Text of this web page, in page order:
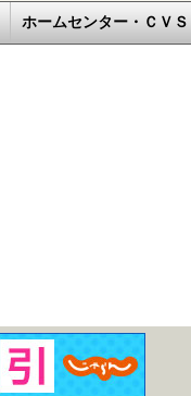
ホームセンター・ＣＶＳ